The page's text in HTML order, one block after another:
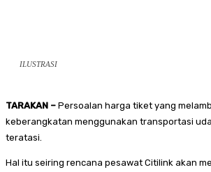
ILUSTRASI
TARAKAN – Persoalan harga tiket yang
keberangkatan menggunakan transportasi
teratasi.
Hal itu seiring rencana pesawat Citilink akan